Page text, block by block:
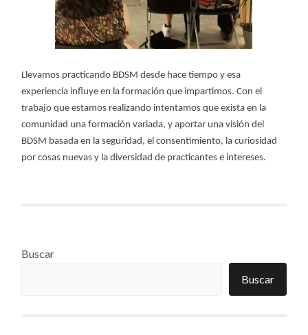
Llevamos practicando BDSM desde hace tiempo y esa
experiencia influye en la formación que impartimos. Con el
trabajo que estamos realizando intentamos que exista en la
comunidad una formación variada, y aportar una visión del
BDSM basada en la seguridad, el consentimiento, la curiosidad
por cosas nuevas y la diversidad de practicantes e intereses.
Buscar
Buscar